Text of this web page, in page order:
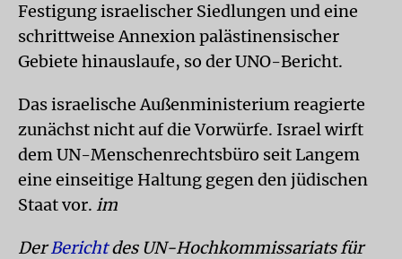
Festigung israelischer Siedlungen und eine
schrittweise Annexion palästinensischer
Gebiete hinauslaufe, so der UNO-Bericht.
Das israelische Außenministerium reagierte
zunächst nicht auf die Vorwürfe. Israel wirft
dem UN-Menschenrechtsbüro seit Langem
eine einseitige Haltung gegen den jüdischen
Staat vor. im
DerBerichtdes UN-Hochkommissariats für